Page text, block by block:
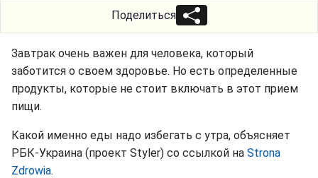
Поделиться
Завтрак очень важен для человека, который
заботится о своем здоровье. Но есть определенные
продукты, которые не стоит включать в этот прием
пищи.
Какой именно еды надо избегать с утра, объясняет
РБК-Украина (проект Styler) со ссылкой на Strona
Zdrowia.